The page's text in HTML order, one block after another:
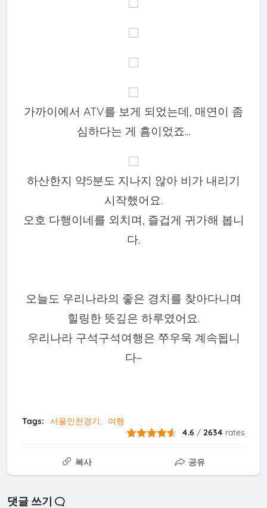
가까이에서 ATV를 보게 되었는데, 매연이 좀
심하다는 게 흠이었죠...
하산한지 약5분도 지나지 않아 비가 내리기
시작했어요.
오호 다행이네를 외치며, 즐겁게 귀가해 봅니
다.
오늘도 우리나라의 좋은 경치를 찾아다니며
힐링한 뜻깊은 하루였어요.
우리나라 구석구석여행은 쭈우욱 계속됩니
다~
Tags: 서울인천경기
여행
4.6 /2634 rates
복사 공유
댓글 쓰기